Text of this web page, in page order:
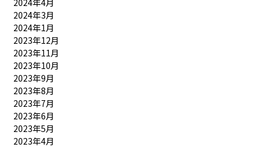
2024年3月
2024年1月
2023年12月
2023年11月
2023年10月
2023年9月
2023年8月
2023年7月
2023年6月
2023年5月
2023年4月